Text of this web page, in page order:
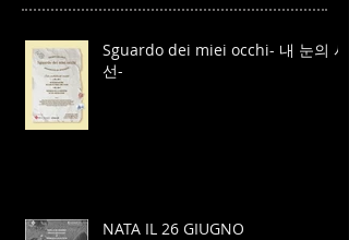
Sguardo dei miei occhi- 내 눈의 시
선-
NATA IL 26 GIUGNO